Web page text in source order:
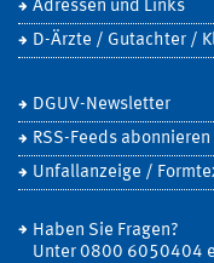
Adressen und Links
D-Ärzte / Gutachter /
DGUV-Newsletter
RSS-Feeds abonnieren
Unfallanzeige /
Haben Sie Fragen?
Unter 0800 6050404